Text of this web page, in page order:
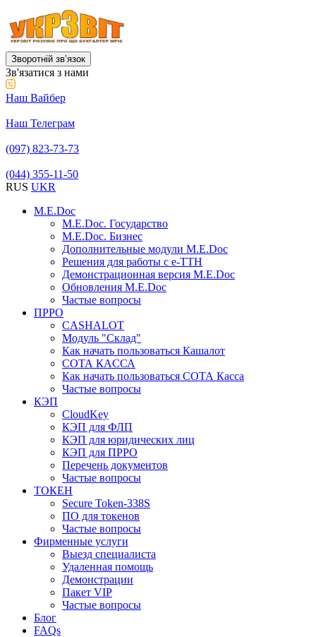
Зворотній звʼязок
Зв'язатися з нами
Наш Вайбер
Наш Телеграм
(097) 823-73-73
(044) 355-11-50
RUS UKR
M.E.Doc
M.E.Doc. Государство
M.E.Doc. Бизнес
Дополнительные модули M.E.Doc
Решения для работы с е-ТТН
Демонстрационная версия M.E.Doc
Обновления M.E.Doc
Частые вопросы
ПРРО
CASHALOT
Модуль "Склад"
Как начать пользоваться Кашалот
СОТА КАCСА
Как начать пользоваться СОТА Касса
Частые вопросы
КЭП
CloudKey
КЭП для ФЛП
КЭП для юридических лиц
КЭП для ПРРО
Перечень документов
Частые вопросы
ТОКЕН
Secure Token-338S
ПО для токенов
Частые вопросы
Фирменные услуги
Выезд специалиста
Удаленная помощь
Демонстрации
Пакет VIP
Частые вопросы
Блог
FAQs